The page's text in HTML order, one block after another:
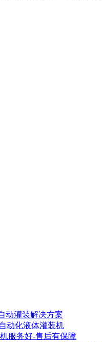
动灌装解决方案
动化液体灌装机
服务好-售后有保障